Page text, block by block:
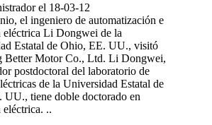
el 18-03-12
el ingeniero de automatización e
eléctrica Li Dongwei de la
Estatal de Ohio, EE. UU., visitó
Better Motor Co., Ltd. Li Dongwei,
postdoctoral del laboratorio de
de la Universidad Estatal de
UU., tiene doble doctorado en
..